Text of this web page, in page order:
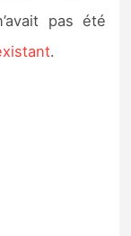
pas été
.